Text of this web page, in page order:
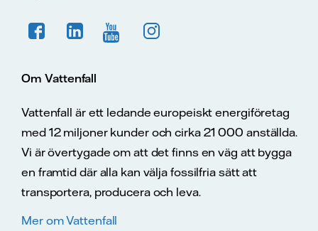
Om Vattenfall
Vattenfall är ett ledande europeiskt energiföretag
med 12 miljoner kunder och cirka 21 000 anställda.
Vi är övertygade om att det finns en väg att bygga
en framtid där alla kan välja fossilfria sätt att
transportera, producera och leva.
Mer om Vattenfall